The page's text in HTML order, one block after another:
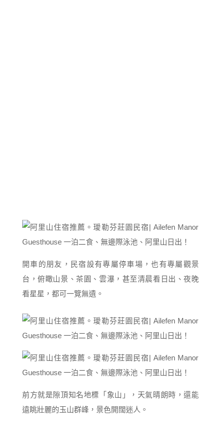
開車的朋友，民宿設有專屬停車場，也有專屬觀景
台，俯瞰山景、茶園、雲瀑，甚至清晨看日出、夜晚
看星星，都可一覽無遺。
前方就是隙頂知名地標「象山」，天氣晴朗時，還能
遠眺壯麗的玉山群峰，景色開闊迷人。